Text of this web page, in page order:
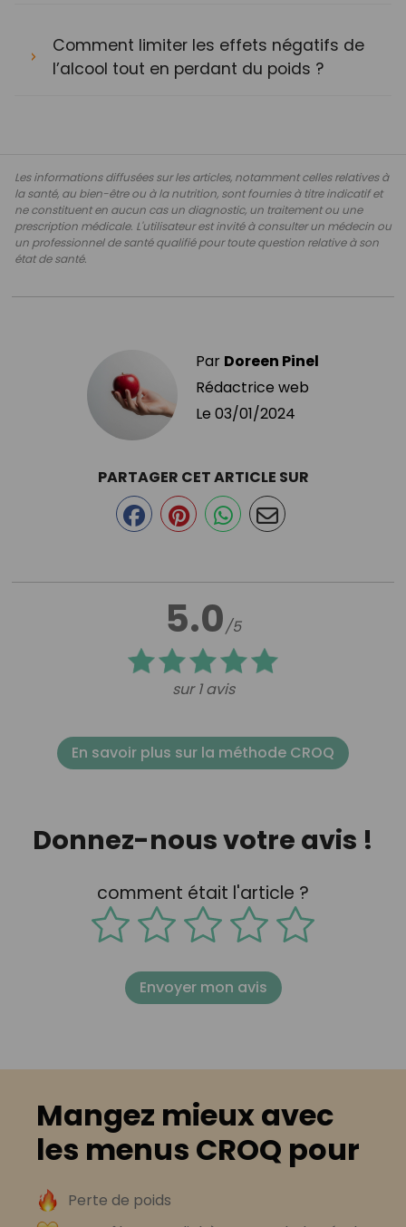
Comment limiter les effets négatifs de
l’alcool tout en perdant du poids ?
Les informations diffusées sur les articles, notamment celles relatives à
la santé, au bien-être ou à la nutrition, sont fournies à titre indicatif et
ne constituent en aucun cas un diagnostic, un traitement ou une
prescription médicale. L'utilisateur est invité à consulter un médecin ou
un professionnel de santé qualifié pour toute question relative à son
état de santé.
Par Doreen Pinel
Rédactrice web
Le 03/01/2024
5.0/5
sur 1 avis
PARTAGER CET ARTICLE SUR
En savoir plus sur la méthode CROQ
Donnez-nous votre avis !
comment était l'article ?
Envoyer mon avis
Mangez mieux avec
les menus CROQ pour
Perte de poids